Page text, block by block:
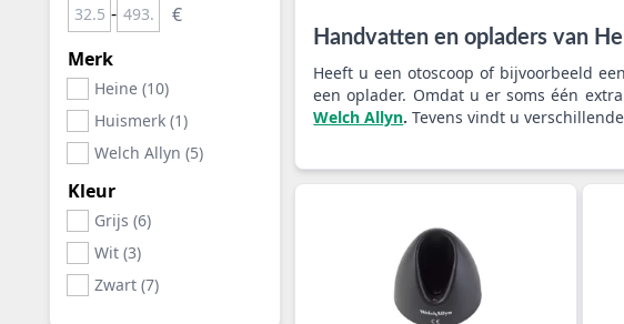
-
Merk
Heine (10)
Huismerk (1)
Welch Allyn (5)
Kleur
Grijs (6)
Wit (3)
Zwart (7)
Handvatten en opladers van
Heeft u een otoscoop of bijvoorbeeld
een oplader. Omdat u er soms één
Welch Allyn. Tevens vindt u